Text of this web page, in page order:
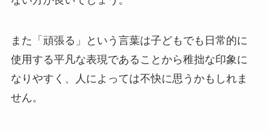
また「頑張る」という言葉は子どもでも日常的に
使用する平凡な表現であることから稚拙な印象に
なりやすく、人によっては不快に思うかもしれま
せん。